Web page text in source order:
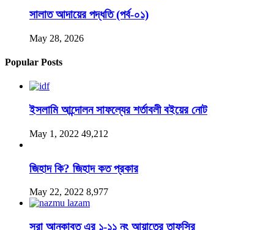
সালাত আদায়ের পদ্ধতি (পর্ব-০১)
May 28, 2026
Popular Posts
ইসলামি আন্দোলন সাফল্যের শর্তাবলী বইয়ের নোট
May 1, 2022 49,212
জিহাদ কি? জিহাদ কত প্রকার
May 22, 2022 8,977
সুরা আনকাবুত এর ১-১১ নং আয়াতের তাফসির